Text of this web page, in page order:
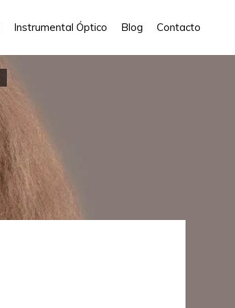
Instrumental Óptico Blog Contacto